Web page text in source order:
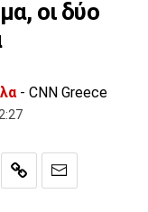
οι δύο
- CNN Greece